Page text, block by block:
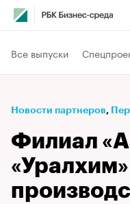
Все выпуски
Новости партнеров⁠,
Филиал